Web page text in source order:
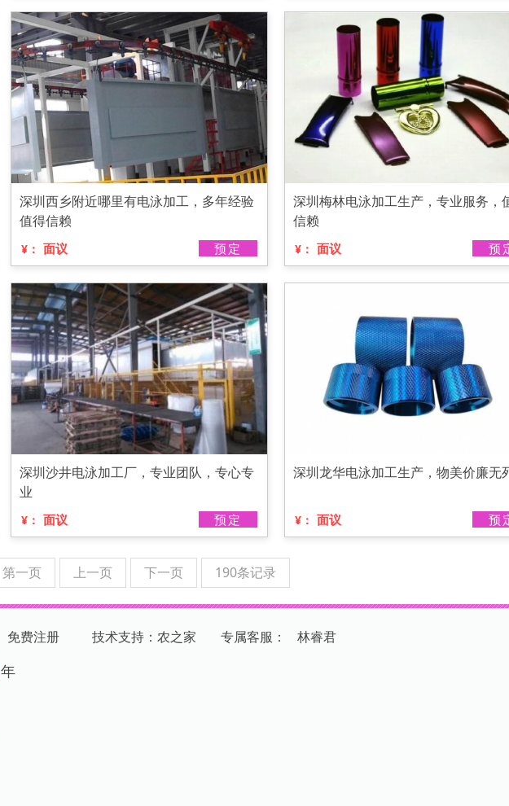
深圳西乡附近哪里有电泳加工，多年经验
值得信赖
¥： 面议 预定
深圳梅林电泳加工生产，专业服务，
信赖
¥： 面议 预
深圳沙井电泳加工厂，专业团队，专心专
业
¥： 面议 预定
深圳龙华电泳加工生产，物美价廉无
¥： 面议 预
第一页 上一页 下一页 190条记录
免费注册 技术支持：农之家 专属客服 ： 林睿君
年